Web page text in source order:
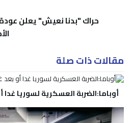
حراك "بدنا نعيش" يعلن عودة
مقالات ذات صلة
أوباما:الضربة العسكرية لسوريا